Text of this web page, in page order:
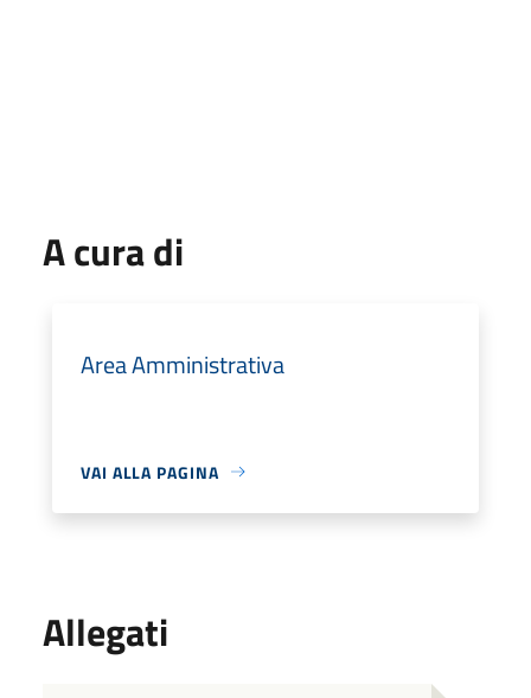
A cura di
Area Amministrativa
VAI ALLA PAGINA
Allegati